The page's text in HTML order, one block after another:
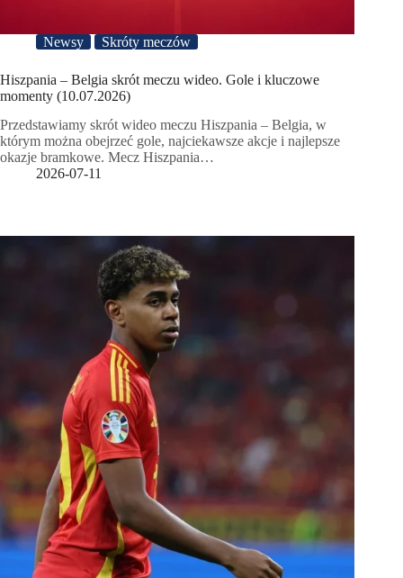
Newsy Skróty meczów
Hiszpania – Belgia skrót meczu wideo. Gole i kluczowe
momenty (10.07.2026)
Przedstawiamy skrót wideo meczu Hiszpania – Belgia, w
którym można obejrzeć gole, najciekawsze akcje i najlepsze
okazje bramkowe. Mecz Hiszpania…
2026-07-11